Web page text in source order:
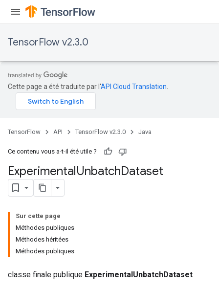
TensorFlow v2.3.0
Cette page a été traduite par l'API Cloud Translation
TensorFlow API TensorFlow v2.3.0 Java
Ce contenu vous a-t-il été utile ?
ExperimentalUnbatchDataset
Sur cette page
Méthodes publiques
Méthodes héritées
Méthodes publiques
classe finale publique ExperimentalUnbatchDataset